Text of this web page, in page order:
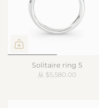
Solitaire ring 5
从 $5,580.00